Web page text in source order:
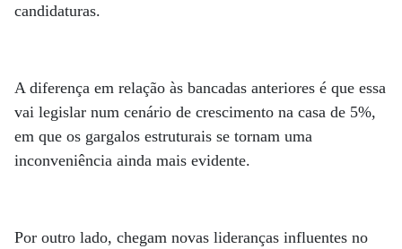
candidaturas.
A diferença em relação às bancadas anteriores é que essa
vai legislar num cenário de crescimento na casa de 5%,
em que os gargalos estruturais se tornam uma
inconveniência ainda mais evidente.
Por outro lado, chegam novas lideranças influentes no